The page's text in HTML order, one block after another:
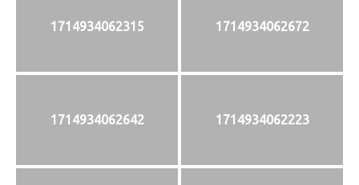
1714934062315 1714934062672
1714934062642 1714934062223